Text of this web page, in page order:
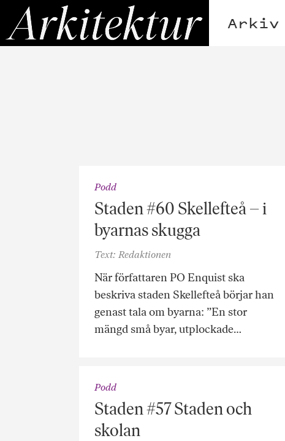
Hoppa
innehållet
Arkitektur
Arkiv
Podd
Staden #60 Skellefteå – i
byarnas skugga
Text: Redaktionen
När författaren PO Enquist ska
beskriva staden Skellefteå börjar han
genast tala om byarna: ”En stor
mängd små byar, utplockade…
Podd
Staden #57 Staden och
skolan